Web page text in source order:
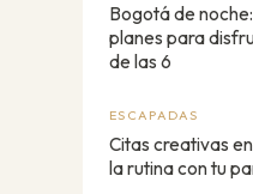
Bogotá de
planes para
de las 6
ESCAPADAS
Citas creativas
la rutina con tu